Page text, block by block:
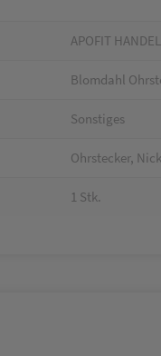
APOFIT
Blomdahl
Sonstiges
Ohrstecker,
1 Stk.